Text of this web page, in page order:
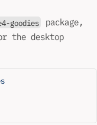
goodies
package,
the desktop